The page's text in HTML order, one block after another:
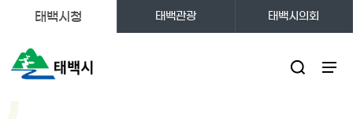
태백시청 태백관광 태백시의회